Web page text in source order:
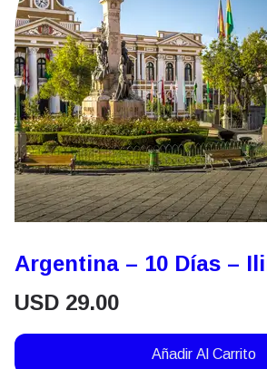
Argentina – 10 Días –
USD 29.00
Añadir Al Carrito